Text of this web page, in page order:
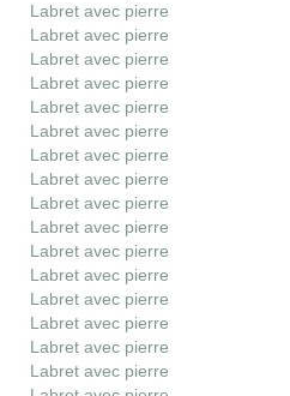
Labret avec pierre
Labret avec pierre
Labret avec pierre
Labret avec pierre
Labret avec pierre
Labret avec pierre
Labret avec pierre
Labret avec pierre
Labret avec pierre
Labret avec pierre
Labret avec pierre
Labret avec pierre
Labret avec pierre
Labret avec pierre
Labret avec pierre
Labret avec pierre